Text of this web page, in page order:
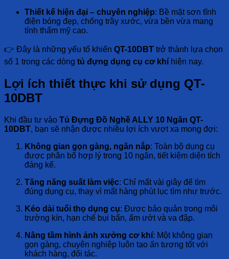
Thiết kế hiện đại – chuyên nghiệp: Bề mặt sơn tĩnh
điện bóng đẹp, chống trầy xước, vừa bền vừa mang
tính thẩm mỹ cao.
👉 Đây là những yếu tố khiến QT-10DBT trở thành lựa chọn
số 1 trong các dòng tủ đựng dụng cụ cơ khí hiện nay.
Lợi ích thiết thực khi sử dụng QT-
10DBT
Khi đầu tư vào Tủ Đựng Đồ Nghề ALLY 10 Ngăn QT-
10DBT, bạn sẽ nhận được nhiều lợi ích vượt xa mong đợi:
Không gian gọn gàng, ngăn nắp: Toàn bộ dụng cụ
được phân bổ hợp lý trong 10 ngăn, tiết kiệm diện tích
đáng kể.
Tăng năng suất làm việc: Chỉ mất vài giây để tìm
đúng dụng cụ, thay vì mất hàng phút lục tìm như trước.
Kéo dài tuổi thọ dụng cụ: Được bảo quản trong môi
trường kín, hạn chế bụi bẩn, ẩm ướt và va đập.
Nâng tầm hình ảnh xưởng cơ khí: Một không gian
gọn gàng, chuyên nghiệp luôn tạo ấn tượng tốt với
khách hàng, đối tác.